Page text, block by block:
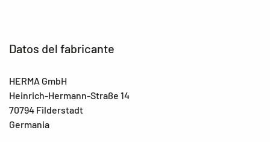
Datos del fabricante
HERMA GmbH
Heinrich-Hermann-Straße 14
70794 Filderstadt
Germania